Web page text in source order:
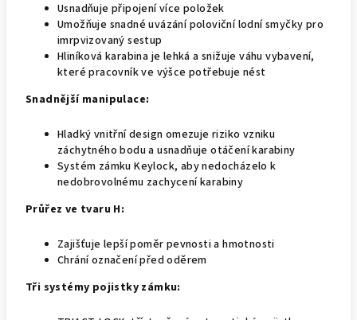
Usnadňuje připojení více položek
Umožňuje snadné uvázání poloviční lodní smyčky pro
imrpvizovaný sestup
Hliníková karabina je lehká a snižuje váhu vybavení,
které pracovník ve výšce potřebuje nést
Snadnější manipulace:
Hladký vnitřní design omezuje riziko vzniku
záchytného bodu a usnadňuje otáčení karabiny
Systém zámku Keylock, aby nedocházelo k
nedobrovolnému zachycení karabiny
Průřez ve tvaru H:
Zajišťuje lepší poměr pevnosti a hmotnosti
Chrání označení před oděrem
Tři systémy pojistky zámku: